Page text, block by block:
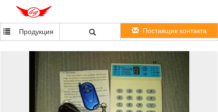
Продукция Поставщик контакта